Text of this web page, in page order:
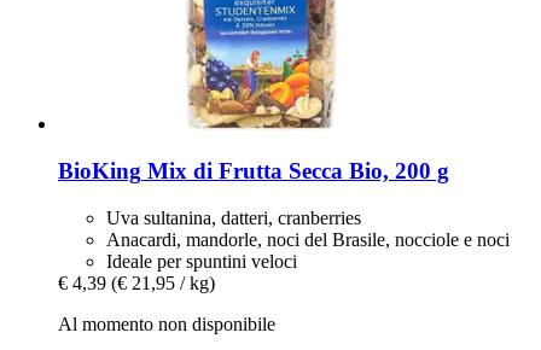
BioKing Mix di Frutta Secca Bio, 200 g
Uva sultanina, datteri, cranberries
Anacardi, mandorle, noci del Brasile, nocciole e noci
Ideale per spuntini veloci
€ 4,39 (€ 21,95 / kg)
Al momento non disponibile